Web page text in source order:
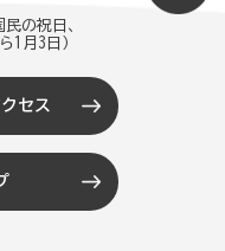
の祝日、
1月3日）
セス